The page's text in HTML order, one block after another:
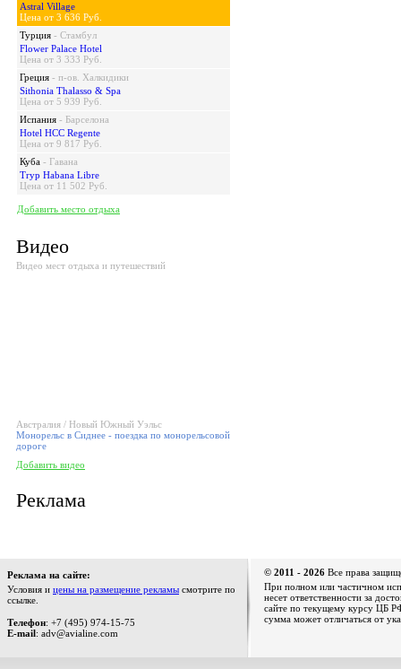
Astral Village
Цена от 3 636 Руб.
Турция - Стамбул
Flower Palace Hotel
Цена от 3 333 Руб.
Греция - п-ов. Халкидики
Sithonia Thalasso & Spa
Цена от 5 939 Руб.
Испания - Барселона
Hotel HCC Regente
Цена от 9 817 Руб.
Куба - Гавана
Tryp Habana Libre
Цена от 11 502 Руб.
Добавить место отдыха
Видео
Видео мест отдыха и путешествий
Австралия / Новый Южный Уэльс
Монорельс в Сиднее - поездка по монорельсовой
дороге
Добавить видео
Реклама
Реклама на сайте:
Условия и цены на размещение рекламы смотрите по
ссылке.
Телефон: +7 (495) 974-15-75
E-mail: adv@avialine.com
© 2011 - 2026 Все права
При полном или частичном
несет ответственности за
сайте по текущему курсу ЦБ
сумма может отличаться от